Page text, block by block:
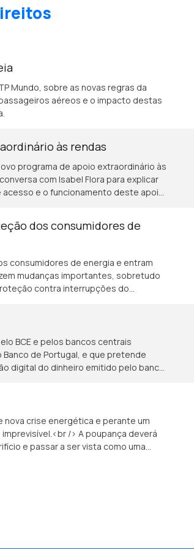
Mundo, sobre as novas regras da
aéreos e o impacto destas
às rendas
programa de apoio extraordinário às
com Isabel Flora para explicar
e o funcionamento deste apoio
67% este ano.
dos consumidores de
consumidores de energia e entram
mudanças importantes, sobretudo
contra interrupções do
BCE e pelos bancos centrais
de Portugal, e que pretende
digital do dinheiro emitido pelo banco
crise energética e perante um
/> A poupança deverá
e passar a ser vista como uma